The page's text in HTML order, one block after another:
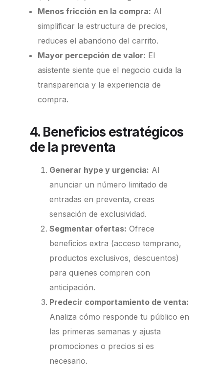
Menos fricción en la compra: Al
simplificar la estructura de precios,
reduces el abandono del carrito.
Mayor percepción de valor: El
asistente siente que el negocio cuida la
transparencia y la experiencia de
compra.
4. Beneficios estratégicos
de la preventa
Generar hype y urgencia: Al
anunciar un número limitado de
entradas en preventa, creas
sensación de exclusividad.
Segmentar ofertas: Ofrece
beneficios extra (acceso temprano,
productos exclusivos, descuentos)
para quienes compren con
anticipación.
Predecir comportamiento de venta:
Analiza cómo responde tu público en
las primeras semanas y ajusta
promociones o precios si es
necesario.